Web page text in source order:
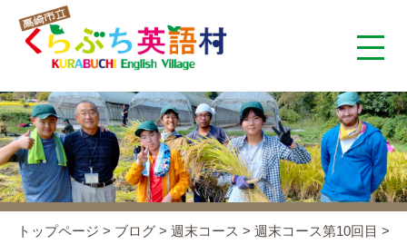
くらぶち英語村とは
コンセプト
トップページ > ブログ > 週末コース > 週末コース第10回目 >